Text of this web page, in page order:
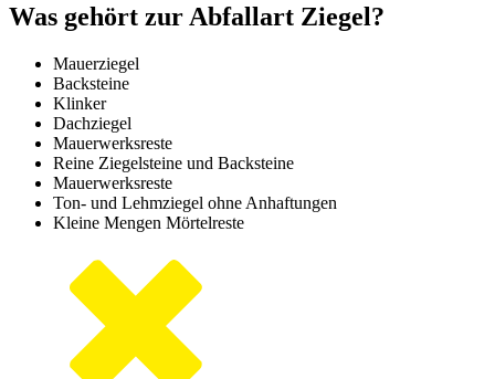
Was gehört zur Abfallart Ziegel?
Mauerziegel
Backsteine
Klinker
Dachziegel
Mauerwerksreste
Reine Ziegelsteine und Backsteine
Mauerwerksreste
Ton- und Lehmziegel ohne Anhaftungen
Kleine Mengen Mörtelreste